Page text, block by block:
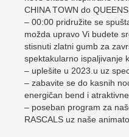
CHINA TOWN do
– 00:00 pridružite se
možda upravo Vi budete
stisnuti zlatni gumb za
spektakularno ispaljivanje
– uplešite u 2023.u uz
– zabavite se do kasnih
energičan bend i
– poseban program za
RASCALS uz naše